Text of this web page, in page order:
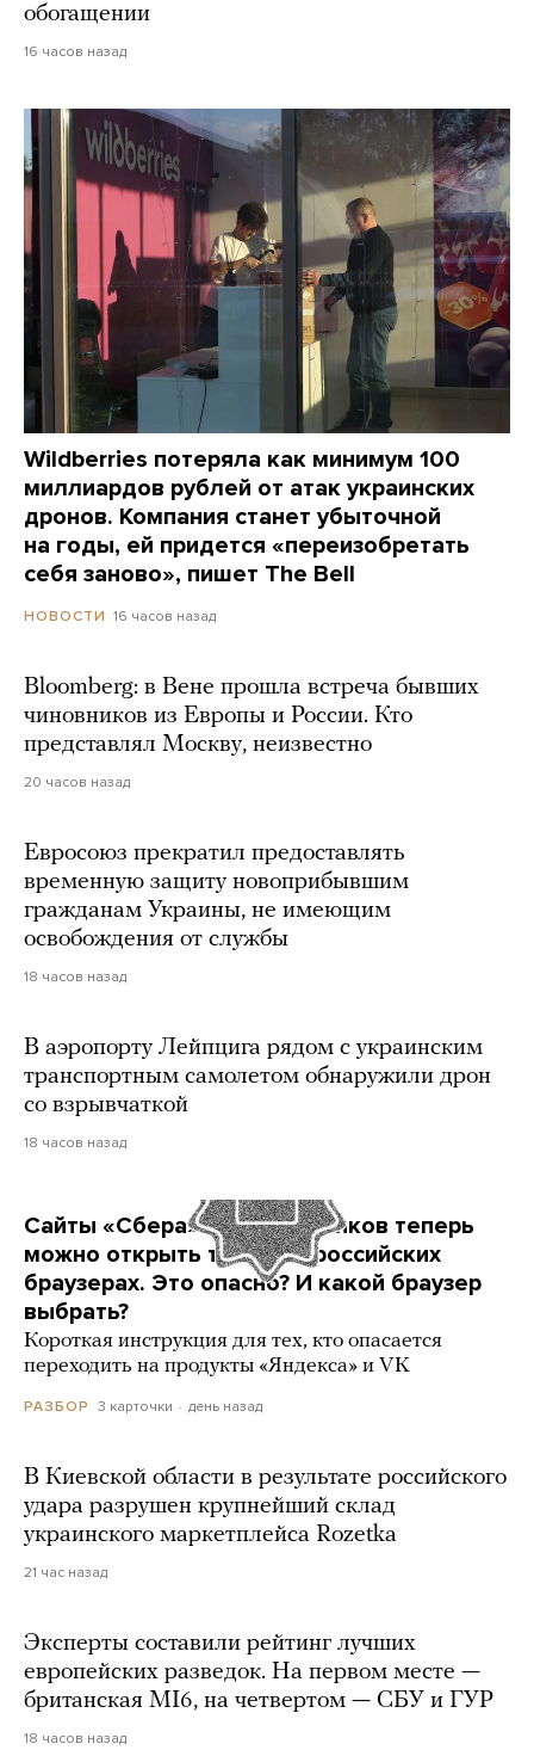
обогащении
16 часов назад
Wildberries потеряла как минимум 100
миллиардов рублей от атак украинских
дронов. Компания станет убыточной
на годы, ей придется «переизобретать
себя заново», пишет The Bell
НОВОСТИ 16 часов назад
Bloomberg: в Вене прошла встреча бывших
чиновников из Европы и России. Кто
представлял Москву, неизвестно
20 часов назад
Евросоюз прекратил предоставлять
временную защиту новоприбывшим
гражданам Украины, не имеющим
освобождения от службы
18 часов назад
В аэропорту Лейпцига рядом с украинским
транспортным самолетом обнаружили дрон
со взрывчаткой
18 часов назад
Сайты «Сбера» и других банков теперь
можно открыть только в российских
браузерах. Это опасно? И какой браузер
выбрать?
Короткая инструкция для тех, кто опасается
переходить на продукты «Яндекса» и VK
РАЗБОР 3 карточки день назад
В Киевской области в результате российского
удара разрушен крупнейший склад
украинского маркетплейса Rozetka
21 час назад
Эксперты составили рейтинг лучших
европейских разведок. На первом месте —
британская MI6, на четвертом — СБУ и ГУР
18 часов назад